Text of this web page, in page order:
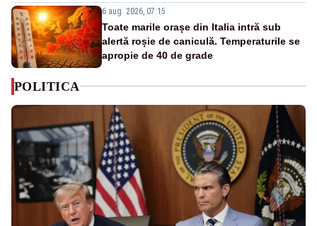
6 aug. 2026, 07:15
Toate marile orașe din Italia intră sub
alertă roșie de caniculă. Temperaturile se
apropie de 40 de grade
POLITICA